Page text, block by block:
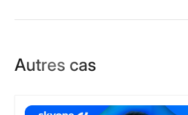
Autres cas